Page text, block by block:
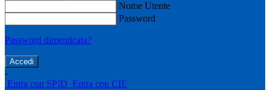
Nome Utente
Password
Password dimenticata?
-
Entra con SPID Entra con CIE